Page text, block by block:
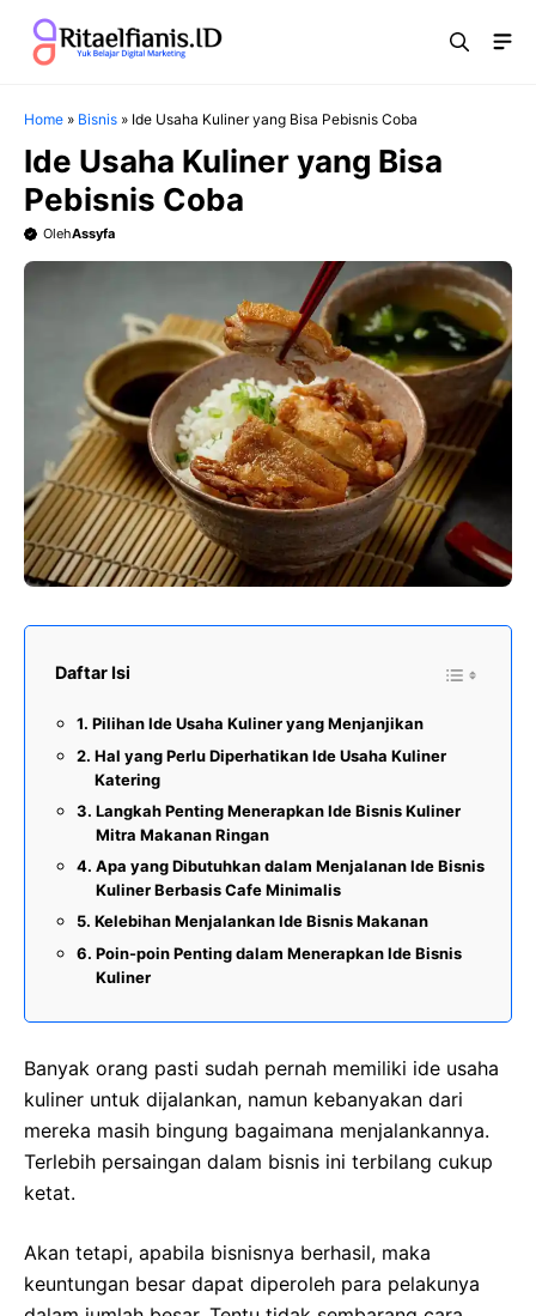
Langsung
Home » Bisnis » Ide Usaha Kuliner yang Bisa Pebisnis Coba
Ide Usaha Kuliner yang Bisa
Pebisnis Coba
OlehAssyfa
Daftar Isi
Pilihan Ide Usaha Kuliner yang Menjanjikan
Hal yang Perlu Diperhatikan Ide Usaha Kuliner
Katering
Langkah Penting Menerapkan Ide Bisnis Kuliner
Mitra Makanan Ringan
Apa yang Dibutuhkan dalam Menjalanan Ide Bisnis
Kuliner Berbasis Cafe Minimalis
Kelebihan Menjalankan Ide Bisnis Makanan
Poin-poin Penting dalam Menerapkan Ide Bisnis
Kuliner
Banyak orang pasti sudah pernah memiliki ide usaha
kuliner untuk dijalankan, namun kebanyakan dari
mereka masih bingung bagaimana menjalankannya.
Terlebih persaingan dalam bisnis ini terbilang cukup
ketat.
Akan tetapi, apabila bisnisnya berhasil, maka
keuntungan besar dapat diperoleh para pelakunya